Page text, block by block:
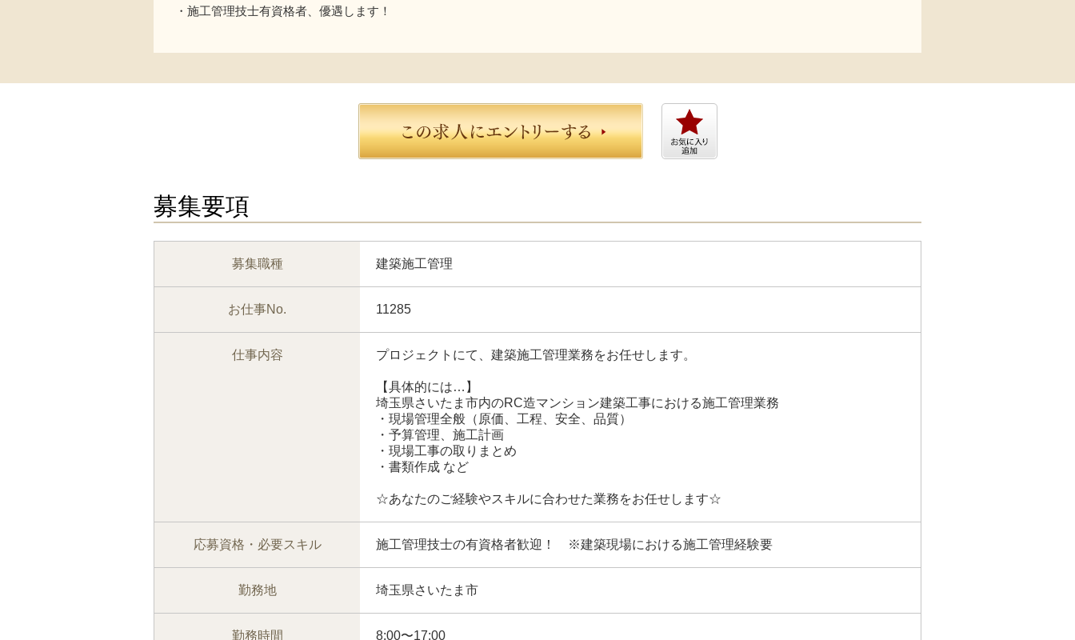
・施工管理技士有資格者、優遇します！
募集要項
募集職種 建築施工管理
お仕事No. 11285
仕事内容 プロジェクトにて、建築施工管理業務をお任せします。
【具体的には…】
埼玉県さいたま市内のRC造マンション建築工事における施工管理業務
・現場管理全般（原価、工程、安全、品質）
・予算管理、施工計画
・現場工事の取りまとめ
・書類作成 など
☆あなたのご経験やスキルに合わせた業務をお任せします☆
応募資格・必要スキル 施工管理技士の有資格者歓迎！ ※建築現場における施工管理経験要
勤務地 埼玉県さいたま市
勤務時間 8:00〜17:00